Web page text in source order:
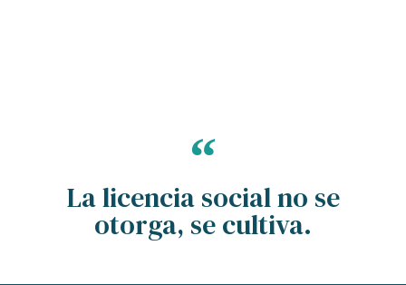
La licencia social no se
otorga, se cultiva.